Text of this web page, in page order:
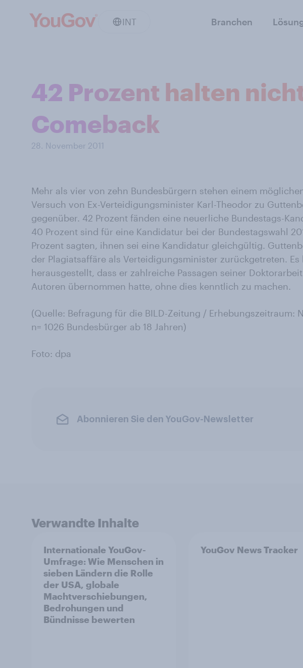
INT Branchen
42 Prozent halten
Comeback
28. November 2011
Mehr als vier von zehn Bundesbürgern stehen einem
Versuch von Ex-Verteidigungsminister Karl-Theodor zu
gegenüber. 42 Prozent fänden eine neuerliche Bundestags-
40 Prozent sind für eine Kandidatur bei der Bundestagswahl
Prozent sagten, ihnen sei eine Kandidatur gleichgültig.
der Plagiatsaffäre als Verteidigungsminister zurückgetreten. Es
herausgestellt, dass er zahlreiche Passagen seiner
Autoren übernommen hatte, ohne dies kenntlich zu machen.
(Quelle: Befragung für die BILD-Zeitung / Erhebungszeitraum:
n= 1026 Bundesbürger ab 18 Jahren)
Foto: dpa
Abonnieren Sie den YouGov-Newsletter
Verwandte Inhalte
Internationale YouGov-
Umfrage: Wie Menschen in
sieben Ländern die Rolle
der USA, globale
Machtverschiebungen,
Bedrohungen und
Bündnisse bewerten
YouGov News Tracker